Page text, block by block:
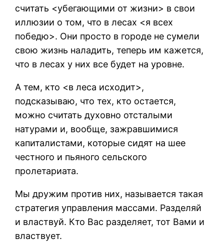
считать <убегающими от жизни> в свои
иллюзии о том, что в лесах <я всех
победю>. Они просто в городе не сумели
свою жизнь наладить, теперь им кажется,
что в лесах у них все будет на уровне.
А тем, кто <в леса исходит>,
подсказываю, что тех, кто остается,
можно считать духовно отсталыми
натурами и, вообще, зажравшимися
капиталистами, которые сидят на шее
честного и пьяного сельского
пролетариата.
Мы дружим против них, называется такая
стратегия управления массами. Разделяй
и властвуй. Кто Вас разделяет, тот Вами и
властвует.